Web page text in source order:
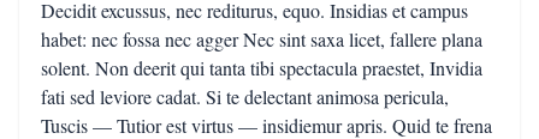
Decidit excussus, nec rediturus, equo. Insidias et campus
habet: nec fossa nec agger Nec sint saxa licet, fallere plana
solent. Non deerit qui tanta tibi spectacula praestet, Invidia
fati sed leviore cadat. Si te delectant animosa pericula,
Tuscis — Tutior est virtus — insidiemur apris. Quid te frena